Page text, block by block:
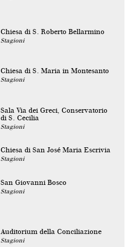
Chiesa di S. Roberto Bellarmino
Stagioni
Chiesa di S. Maria in Montesanto
Stagioni
Sala Via dei Greci, Conservatorio
di S. Cecilia
Stagioni
Chiesa di San José Maria Escrivia
Stagioni
San Giovanni Bosco
Stagioni
Auditorium della Conciliazione
Stagioni